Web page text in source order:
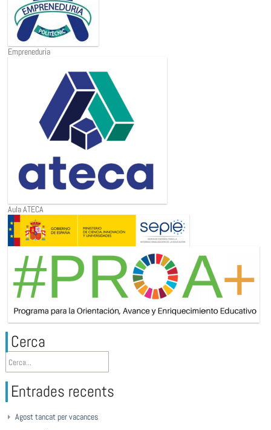
Empreneduria
Aula ATECA
Cerca
Entrades recents
Agost tancat per vacances